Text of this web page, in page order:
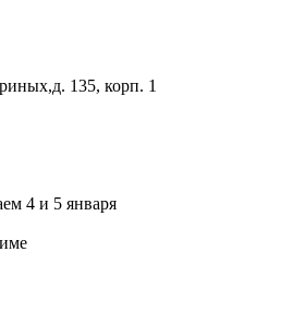
135, корп. 1
4 и 5 января